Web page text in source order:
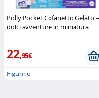
Polly Pocket Cofanetto Gelato –
dolci avventure in miniatura
22,95€
Figurine